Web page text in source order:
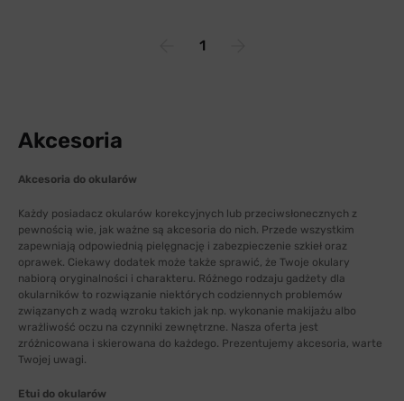
1
Akcesoria
Akcesoria do okularów
Każdy posiadacz okularów korekcyjnych lub przeciwsłonecznych z
pewnością wie, jak ważne są akcesoria do nich. Przede wszystkim
zapewniają odpowiednią pielęgnację i zabezpieczenie szkieł oraz
oprawek. Ciekawy dodatek może także sprawić, że Twoje okulary
nabiorą oryginalności i charakteru. Różnego rodzaju gadżety dla
okularników to rozwiązanie niektórych codziennych problemów
związanych z wadą wzroku takich jak np. wykonanie makijażu albo
wrażliwość oczu na czynniki zewnętrzne. Nasza oferta jest
zróżnicowana i skierowana do każdego. Prezentujemy akcesoria, warte
Twojej uwagi.
Etui do okularów